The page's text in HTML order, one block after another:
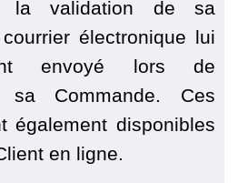
la validation de sa
électronique lui
envoyé lors de
sa Commande. Ces
également disponibles
en ligne.